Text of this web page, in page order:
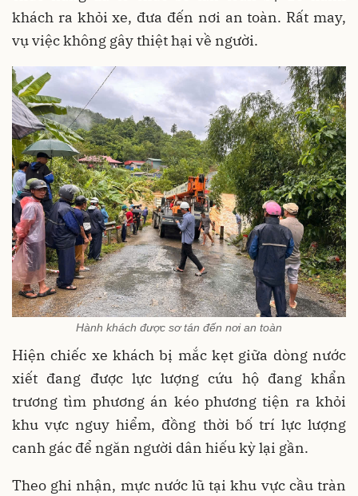
khách ra khỏi xe, đưa đến nơi an toàn. Rất may,
vụ việc không gây thiệt hại về người.
Hành khách được sơ tán đến nơi an toàn
Hiện chiếc xe khách bị mắc kẹt giữa dòng nước
xiết đang được lực lượng cứu hộ đang khẩn
trương tìm phương án kéo phương tiện ra khỏi
khu vực nguy hiểm, đồng thời bố trí lực lượng
canh gác để ngăn người dân hiếu kỳ lại gần.
Theo ghi nhận, mực nước lũ tại khu vực cầu tràn